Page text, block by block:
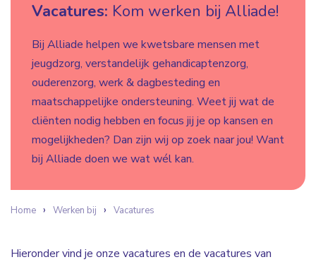
Vacatures: Kom werken bij Alliade!
Bij Alliade helpen we kwetsbare mensen met
jeugdzorg, verstandelijk gehandicaptenzorg,
ouderenzorg, werk & dagbesteding en
maatschappelijke ondersteuning. Weet jij wat de
cliënten nodig hebben en focus jij je op kansen en
mogelijkheden? Dan zijn wij op zoek naar jou! Want
bij Alliade doen we wat wél kan.
Home Werken bij Vacatures
Hieronder vind je onze vacatures en de vacatures van